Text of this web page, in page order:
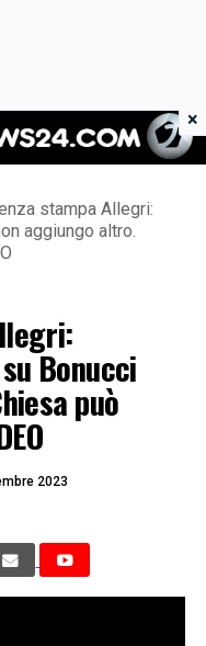
24
stampa Allegri:
aggiungo altro.
Bonucci
può
2023
×